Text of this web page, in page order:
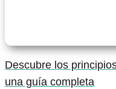
Descubre los
una guía completa